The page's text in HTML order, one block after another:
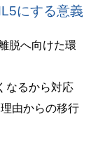
にする意義
脱へ向けた環
なるから対応
由からの移行